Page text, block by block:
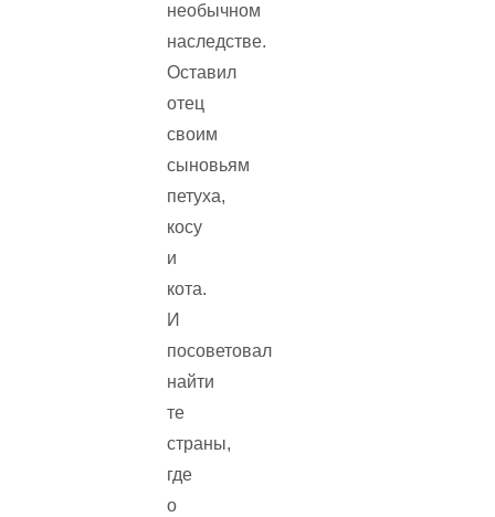
необычном
наследстве.
Оставил
отец
своим
сыновьям
петуха,
косу
и
кота.
И
посоветовал
найти
те
страны,
где
о